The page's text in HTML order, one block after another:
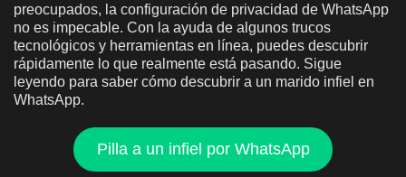
preocupados, la configuración de privacidad de WhatsApp
no es impecable. Con la ayuda de algunos trucos
tecnológicos y herramientas en línea, puedes descubrir
rápidamente lo que realmente está pasando. Sigue
leyendo para saber cómo descubrir a un marido infiel en
WhatsApp.
Pilla a un infiel por WhatsApp